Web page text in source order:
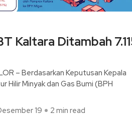
Kaltara Ditambah
– Berdasarkan Keputusan Kepala
Hilir Minyak dan Gas Bumi (BPH
19 2 min read